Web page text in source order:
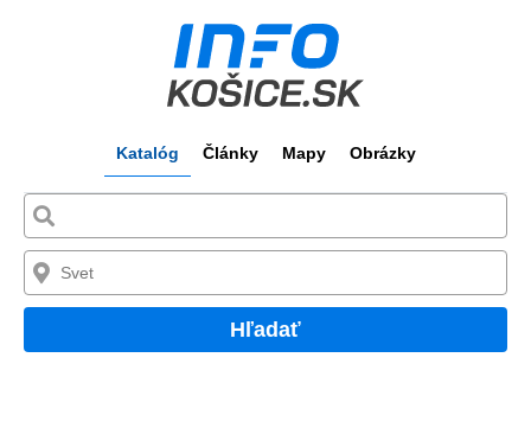
Katalóg Články Mapy Obrázky
Hľadať